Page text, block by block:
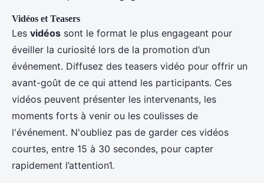
Vidéos et Teasers
Les vidéos sont le format le plus engageant pour
éveiller la curiosité lors de la promotion d’un
événement. Diffusez des teasers vidéo pour offrir un
avant-goût de ce qui attend les participants. Ces
vidéos peuvent présenter les intervenants, les
moments forts à venir ou les coulisses de
l'événement. N'oubliez pas de garder ces vidéos
courtes, entre 15 à 30 secondes, pour capter
rapidement l’attention1.